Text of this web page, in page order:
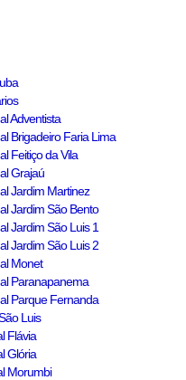
Adventista
Brigadeiro Faria Lima
Feitiço da Vila
Grajaú
Jardim Martinez
Jardim São Bento
Jardim São Luis 1
Jardim São Luis 2
Monet
Paranapanema
Parque Fernanda
Luis
Flávia
Glória
Morumbi